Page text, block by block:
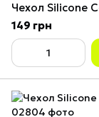
Чехол Silicone
149 грн